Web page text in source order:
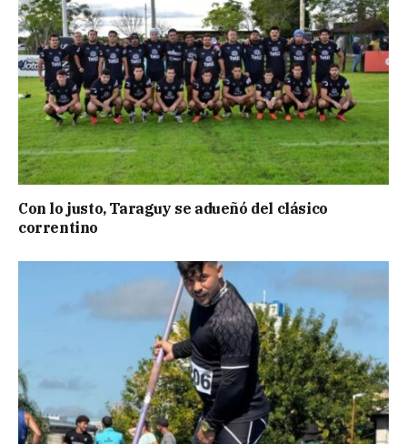
Con lo justo, Taraguy se adueñó del clásico
correntino